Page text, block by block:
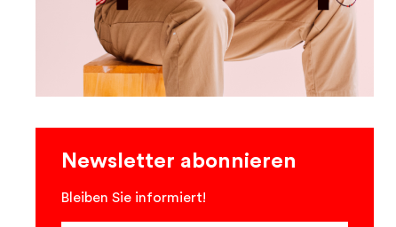
Newsletter abonnieren
Bleiben Sie informiert!